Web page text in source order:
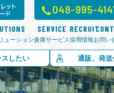
ューション倉庫サービス
SERVICE
採用情報
RECRUIT
お問い
したい 通販、発